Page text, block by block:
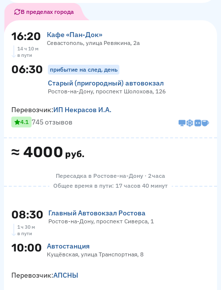
В пределах города
16:20 Кафе «Пан-Док»
Севастополь, улица Ревякина, 2а
14 ч 10 м
в пути
06:30 прибытие на след. день
Старый (пригородный) автовокзал
Ростов-на-Дону, проспект Шолохова, 126
≈ 4000 руб.
Перевозчик:ИП Некрасов И.А.
4.1 745 отзывов
Пересадка в Ростове-на-Дону · 2 часа
Общее время в пути: 17 часов 40 минут
08:30 Главный Автовокзал Ростова
Ростов-на-Дону, проспект Сиверса, 1
1 ч 30 м
в пути
10:00 Автостанция
Кущёвская, улица Транспортная, 8
Перевозчик:АПСНЫ